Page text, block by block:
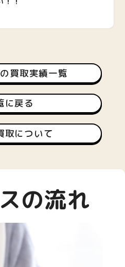
買取実績一覧
に戻る
取について
の流れ